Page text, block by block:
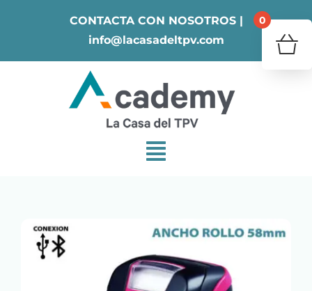
CONTACTA CON NOSOTROS |
info@lacasadeltpv.com
0